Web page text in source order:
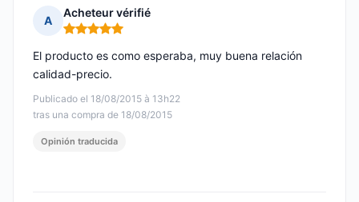
A
Acheteur vérifié
Nota: 5 de 5
Publicado el 18/08/2015 à 13h22
tras una compra de 18/08/2015
El producto es como esperaba, muy buena relación
calidad-precio.
Opinión traducida